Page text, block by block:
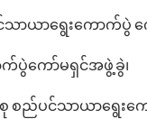
သာယာရွေးကောက်
ပွဲကော်မရှင်အဖွဲ့ခွဲ၊
စည်ပင်သာယာရွေးက